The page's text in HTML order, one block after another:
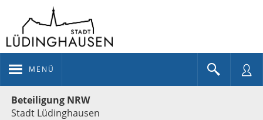
MENÜ
Beteiligung NRW
Stadt Lüdinghausen